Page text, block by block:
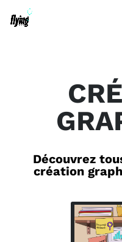
Découvrez
création